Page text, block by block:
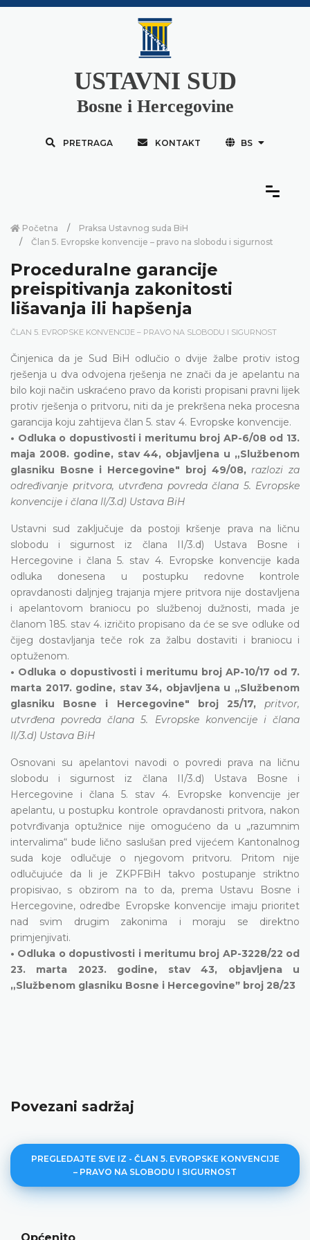
USTAVNI SUD
Bosne i Hercegovine
PRETRAGA KONTAKT BS
Početna
Praksa Ustavnog suda BiH
Član 5. Evropske konvencije – pravo na slobodu i sigurnost
Proceduralne garancije
preispitivanja zakonitosti
lišavanja ili hapšenja
ČLAN 5. EVROPSKE KONVENCIJE – PRAVO NA SLOBODU I SIGURNOST
Činjenica da je Sud BiH odlučio o dvije žalbe protiv istog
rješenja u dva odvojena rješenja ne znači da je apelantu na
bilo koji način uskraćeno pravo da koristi propisani pravni lijek
protiv rješenja o pritvoru, niti da je prekršena neka procesna
garancija koju zahtijeva član 5. stav 4. Evropske konvencije.
• Odluka o dopustivosti i meritumu broj AP-6/08 od 13.
maja 2008. godine, stav 44, objavljena u „Službenom
glasniku Bosne i Hercegovine" broj 49/08, razlozi za
određivanje pritvora, utvrđena povreda člana 5. Evropske
konvencije i člana II/3.d) Ustava BiH
Ustavni sud zaključuje da postoji kršenje prava na ličnu
slobodu i sigurnost iz člana II/3.d) Ustava Bosne i
Hercegovine i člana 5. stav 4. Evropske konvencije kada
odluka donesena u postupku redovne kontrole
opravdanosti daljnjeg trajanja mjere pritvora nije dostavljena
i apelantovom braniocu po službenoj dužnosti, mada je
članom 185. stav 4. izričito propisano da će se sve odluke od
čijeg dostavljanja teče rok za žalbu dostaviti i braniocu i
optuženom.
• Odluka o dopustivosti i meritumu broj AP-10/17 od 7.
marta 2017. godine, stav 34, objavljena u „Službenom
glasniku Bosne i Hercegovine" broj 25/17, pritvor,
utvrđena povreda člana 5. Evropske konvencije i člana
II/3.d) Ustava BiH
Osnovani su apelantovi navodi o povredi prava na ličnu
slobodu i sigurnost iz člana II/3.d) Ustava Bosne i
Hercegovine i člana 5. stav 4. Evropske konvencije jer
apelantu, u postupku kontrole opravdanosti pritvora, nakon
potvrđivanja optužnice nije omogućeno da u „razumnim
intervalima“ bude lično saslušan pred vijećem Kantonalnog
suda koje odlučuje o njegovom pritvoru. Pritom nije
odlučujuće da li je ZKPFBiH takvo postupanje striktno
propisivao, s obzirom na to da, prema Ustavu Bosne i
Hercegovine, odredbe Evropske konvencije imaju prioritet
nad svim drugim zakonima i moraju se direktno
primjenjivati.
• Odluka o dopustivosti i meritumu broj AP-3228/22 od
23. marta 2023. godine, stav 43, objavljena u
„Službenom glasniku Bosne i Hercegovineˮ broj 28/23
Povezani sadržaj
PREGLEDAJTE SVE IZ - ČLAN 5. EVROPSKE KONVENCIJE
– PRAVO NA SLOBODU I SIGURNOST
Općenito